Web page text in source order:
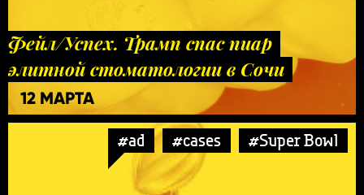
Фейл/Успех. Трамп спас пиар
элитной стоматологии в Сочи
12 МАРТА
#ad #cases #Super Bowl